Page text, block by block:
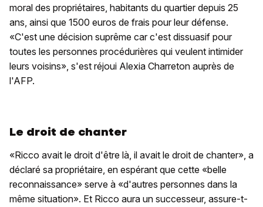
moral des propriétaires, habitants du quartier depuis 25
ans, ainsi que 1500 euros de frais pour leur défense.
«C'est une décision suprême car c'est dissuasif pour
toutes les personnes procédurières qui veulent intimider
leurs voisins», s'est réjoui Alexia Charreton auprès de
l'AFP.
Le droit de chanter
«Ricco avait le droit d'être là, il avait le droit de chanter», a
déclaré sa propriétaire, en espérant que cette «belle
reconnaissance» serve à «d'autres personnes dans la
même situation». Et Ricco aura un successeur, assure-t-